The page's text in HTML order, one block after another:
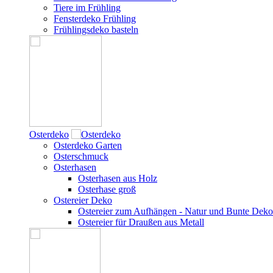
Tiere im Frühling
Fensterdeko Frühling
Frühlingsdeko basteln
Osterdeko
Osterdeko Garten
Osterschmuck
Osterhasen
Osterhasen aus Holz
Osterhase groß
Ostereier Deko
Ostereier zum Aufhängen - Natur und Bunte
Ostereier für Draußen aus Metall